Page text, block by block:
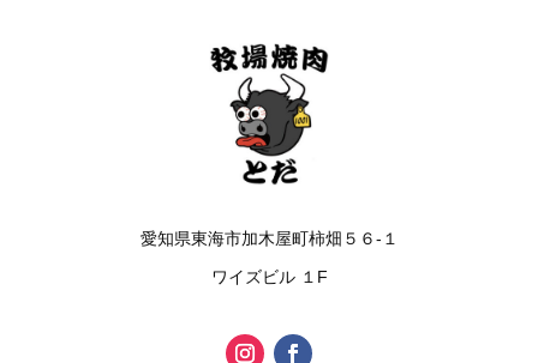
愛知県東海市加木屋町柿畑５６-１
ワイズビル １F